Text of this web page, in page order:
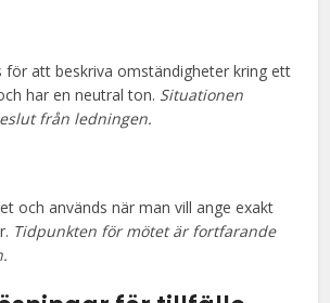
för att beskriva omständigheter kring ett
har en neutral ton. Situationen
från ledningen.
och används när man vill ange exakt
Tidpunkten för mötet är fortfarande